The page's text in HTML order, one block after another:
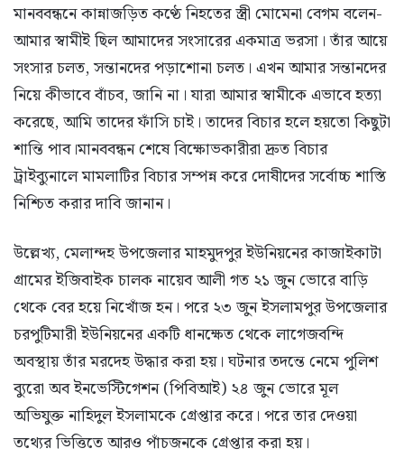
মানববন্ধনে কান্নাজড়িত কণ্ঠে নিহতের স্ত্রী মোমেনা বেগম বলেন-
আমার স্বামীই ছিল আমাদের সংসারের একমাত্র ভরসা। তাঁর আয়ে
সংসার চলত, সন্তানদের পড়াশোনা চলত। এখন আমার সন্তানদের
নিয়ে কীভাবে বাঁচব, জানি না। যারা আমার স্বামীকে এভাবে হত্যা
করেছে, আমি তাদের ফাঁসি চাই। তাদের বিচার হলে হয়তো কিছুটা
শান্তি পাব।মানববন্ধন শেষে বিক্ষোভকারীরা দ্রুত বিচার
ট্রাইব্যুনালে মামলাটির বিচার সম্পন্ন করে দোষীদের সর্বোচ্চ শাস্তি
নিশ্চিত করার দাবি জানান।
উল্লেখ্য, মেলান্দহ উপজেলার মাহমুদপুর ইউনিয়নের কাজাইকাটা
গ্রামের ইজিবাইক চালক নায়েব আলী গত ২১ জুন ভোরে বাড়ি
থেকে বের হয়ে নিখোঁজ হন। পরে ২৩ জুন ইসলামপুর উপজেলার
চরপুটিমারী ইউনিয়নের একটি ধানক্ষেত থেকে লাগেজবন্দি
অবস্থায় তাঁর মরদেহ উদ্ধার করা হয়। ঘটনার তদন্তে নেমে পুলিশ
ব্যুরো অব ইনভেস্টিগেশন (পিবিআই) ২৪ জুন ভোরে মূল
অভিযুক্ত নাহিদুল ইসলামকে গ্রেপ্তার করে। পরে তার দেওয়া
তথ্যের ভিত্তিতে আরও পাঁচজনকে গ্রেপ্তার করা হয়।